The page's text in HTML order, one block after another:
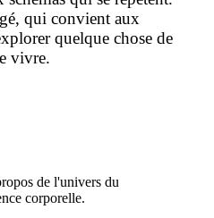
qui convient aux
quelque chose de
vivre.
de l'univers du
corporelle.